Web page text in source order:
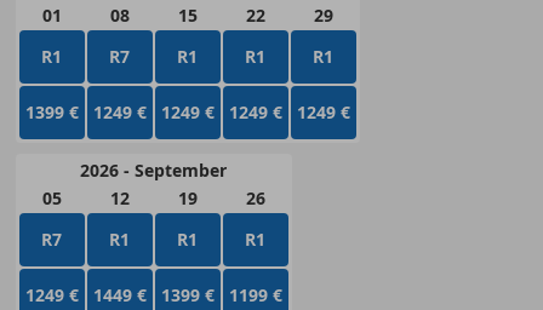
01
08 15 22
29
R1
R7 R1 R1 R1
1399 € 1249 € 1249 € 1249 € 1249 €
2026 - September
05
12 19
26
R7
R1 R1 R1
1249 € 1449 € 1399 € 1199 €